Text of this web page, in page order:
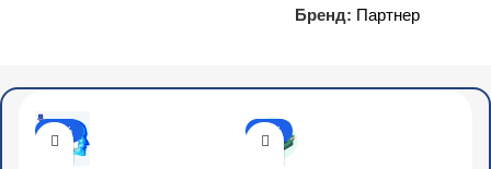
Бренд: Партнер
-31% -11%